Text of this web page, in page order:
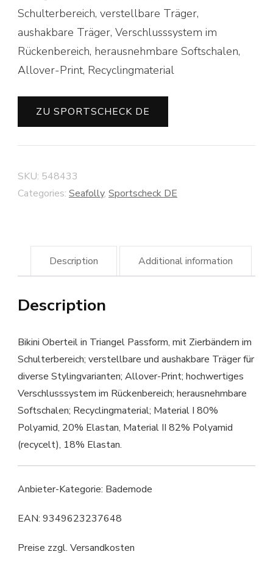
Schulterbereich, verstellbare Träger,
aushakbare Träger, Verschlusssystem im
Rückenbereich, herausnehmbare Softschalen,
Allover-Print, Recyclingmaterial
ZU SPORTSCHECK DE
SKU: 548433
Categories: Seafolly, Sportscheck DE
Description Additional information
Description
Bikini Oberteil in Triangel Passform, mit Zierbändern im
Schulterbereich; verstellbare und aushakbare Träger für
diverse Stylingvarianten; Allover-Print; hochwertiges
Verschlusssystem im Rückenbereich; herausnehmbare
Softschalen; Recyclingmaterial; Material I 80%
Polyamid, 20% Elastan, Material II 82% Polyamid
(recycelt), 18% Elastan.
Anbieter-Kategorie: Bademode
EAN: 9349623237648
Preise zzgl. Versandkosten